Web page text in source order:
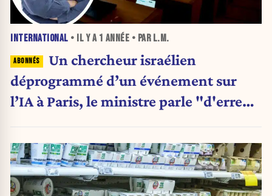
INTERNATIONAL • IL Y A 1 ANNÉE • PAR L.M.
Un chercheur israélien
déprogrammé d’un événement sur
l’IA à Paris, le ministre parle "d'erreur